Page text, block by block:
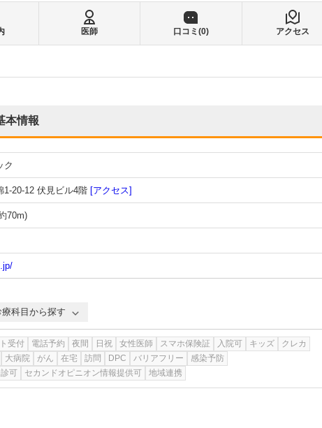
医師 口コミ(0) アクセス
本情報
ク
1-20-12 伏見ビル4階 [アクセス]
70m)
科目から探す
受付 電話予約 夜間 日祝 女性医師 スマホ保険証 入院可 キッズ
クレカ
大病院 がん 在宅 訪問 DPC バリアフリー
感染予防
可
セカンドオピニオン情報提供可 地域連携